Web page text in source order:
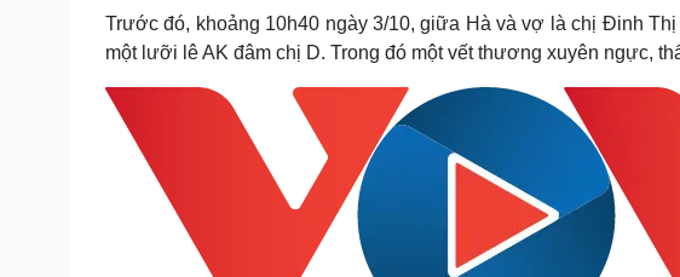
Tư vấn luật
Phân tích
Thế giới
Hậu
Sức khỏe
Dinh dưỡng - món ngon
Cây thuốc
Sản phụ khoa
Nhi khoa
Nam khoa
Làm đẹp - giảm cân
Đời sống
Nhà đẹp
Blog
Tình yêu - Gia đình
Sân khấu -
Văn học
Âm nhạc
Di sản
Trước đó, khoảng 10h40 ngày 3/10, giữa Hà và vợ là chị Đinh
một lưỡi lê AK đâm chị D. Trong đó một vết thương xuyên ngực,